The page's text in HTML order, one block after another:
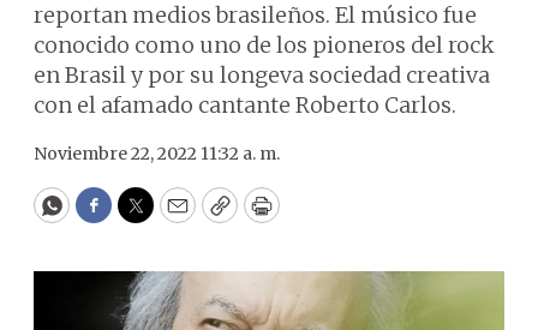
reportan medios brasileños. El músico fue
conocido como uno de los pioneros del rock
en Brasil y por su longeva sociedad creativa
con el afamado cantante Roberto Carlos.
Noviembre 22, 2022 11:32 a. m.
WhatsApp
Facebook
Twitter
EmailCopyPrint